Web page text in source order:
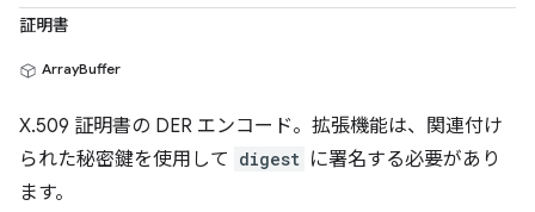
証明書
ArrayBuffer
X.509 証明書の DER エンコード。拡張機能は、関連付け
られた秘密鍵を使用して digest に署名する必要があり
ます。